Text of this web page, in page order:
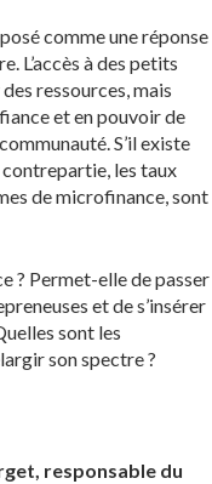
comme une réponse
L’accès à des petits
ressources, mais
et en pouvoir de
S’il existe
les taux
de microfinance, sont
? Permet-elle de passer
et de s’insérer
sont les
son spectre ?
responsable du